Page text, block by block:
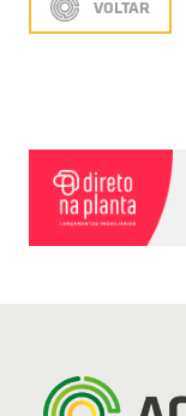
VOLTAR